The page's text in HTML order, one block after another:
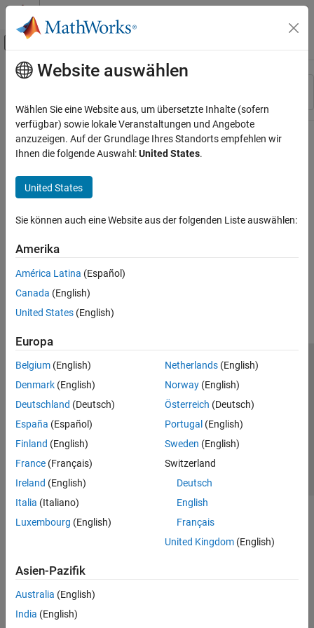
Weiter zum Inhalt
Umschaltung für Off-Canvas-
Ressource
Hauptinhalt
Website auswählen
Wählen Sie eine Website aus, um übersetzte Inhalte (sofern
verfügbar) sowie lokale Veranstaltungen und Angebote
anzuzeigen. Auf der Grundlage Ihres Standorts empfehlen wir
Ihnen die folgende Auswahl:United States.
United States
Sie können auch eine Website aus der folgenden Liste auswählen:
Amerika
América Latina (Español)
Canada (English)
United States (English)
Europa
Belgium (English)
Denmark (English)
Deutschland (Deutsch)
España (Español)
Finland (English)
France (Français)
Ireland (English)
Italia (Italiano)
Luxembourg (English)
Netherlands(English)
Norway(English)
Österreich (Deutsch)
Portugal (English)
Sweden (English)
Switzerland
Deutsch
English
Français
United Kingdom(English)
Asien-Pazifik
Australia (English)
India (English)
Trust Center
Datenschutz-Richtlinien
Datendiebstahl verhindern
Status von Anwendungen
© 1994-2026 The MathWorks, Inc.
Website auswählen
Deutschland